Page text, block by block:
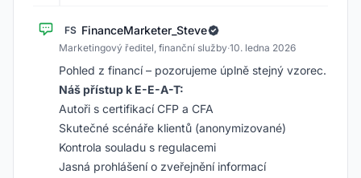
FS FinanceMarketer_Steve
Marketingový ředitel, finanční služby·10. ledna 2026
Pohled z financí – pozorujeme úplně stejný vzorec.
Náš přístup k E-E-A-T:
Autoři s certifikací CFP a CFA
Skutečné scénáře klientů (anonymizované)
Kontrola souladu s regulacemi
Jasná prohlášení o zveřejnění informací